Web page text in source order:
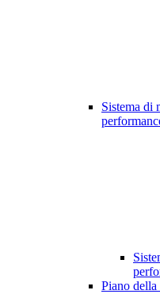
Sistema di
Piano della